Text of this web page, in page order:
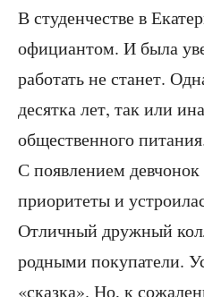
В студенчестве в
официантом. И была
работать не станет.
десятка лет, так или
общественного
С появлением
приоритеты и
Отличный дружный
родными покупатели.
«сказка». Но, к